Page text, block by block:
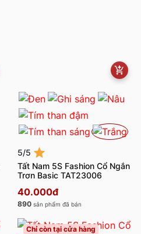
5/5
Tất Nam 5S Fashion Cổ Ngắn
Trơn Basic TAT23006
40.000đ
890 sản phẩm đã bán
Chỉ còn tại cửa hàng